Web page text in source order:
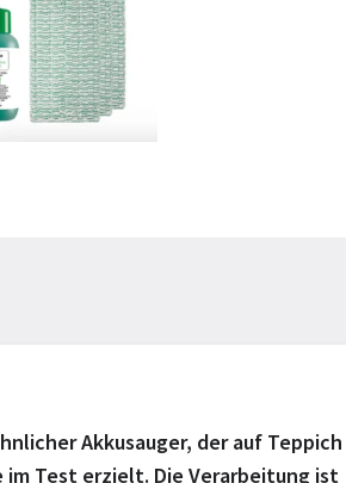
Akkusauger, der auf Teppich
Test erzielt. Die Verarbeitung ist